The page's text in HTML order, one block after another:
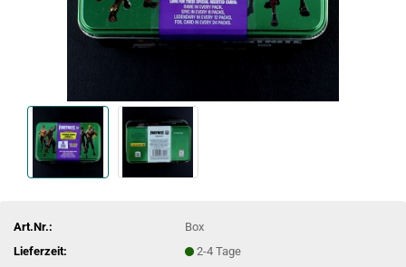
Art.Nr.:
Box
Lieferzeit:
2-4 Tage